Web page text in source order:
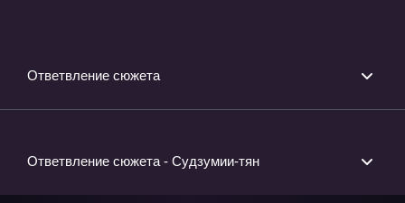
Ответвление сюжета
Ответвление сюжета - Судзумии-тян